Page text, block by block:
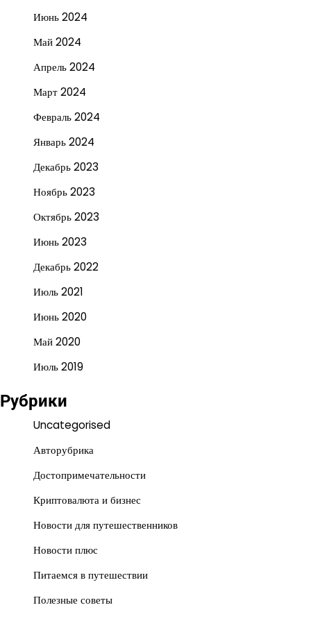
Июнь 2024
Май 2024
Апрель 2024
Март 2024
Февраль 2024
Январь 2024
Декабрь 2023
Ноябрь 2023
Октябрь 2023
Июнь 2023
Декабрь 2022
Июль 2021
Июнь 2020
Май 2020
Июль 2019
Рубрики
Uncategorised
Авторубрика
Достопримечательности
Криптовалюта и бизнес
Новости для путешественников
Новости плюс
Питаемся в путешествии
Полезные советы